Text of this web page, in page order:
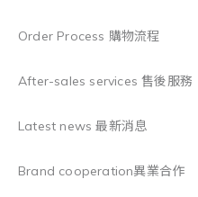
Order Process 購物流程
After-sales services 售後服務
Latest news 最新消息
Brand cooperation異業合作